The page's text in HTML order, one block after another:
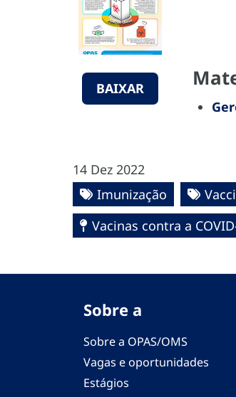
BAIXAR
14 Dez 2022
Imunização
Vacinas contra a
Sobre a
Sobre a OPAS/OMS
Vagas e oportunidades
Estágios